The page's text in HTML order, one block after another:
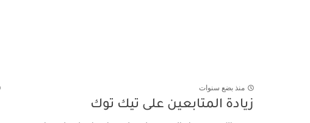
منذ بضع سنوات
زيادة المتابعين على تيك توك